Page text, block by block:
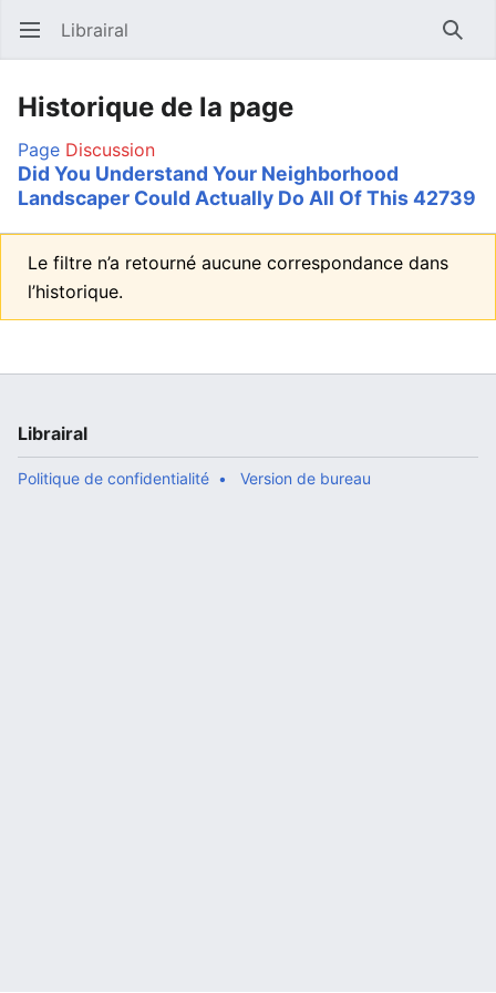
Ouvrir le menu principal Librairal
Historique de la page
Page Discussion
Did You Understand Your Neighborhood
Landscaper Could Actually Do All Of This 42739
Le filtre n’a retourné aucune correspondance dans
l’historique.
Librairal
Politique de confidentialité Version de bureau